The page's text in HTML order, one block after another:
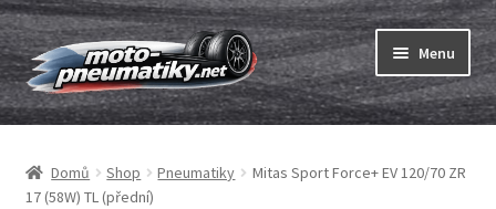
Přeskočit
na
navigaci
Přejít
k
obsahu
webu
Menu
Pneumatiky
Expand
menu
Duše & ráfkové pásky
Expand
Domů Shop Pneumatiky
Mitas Sport Force+ EV 120/70 ZR
17 (58W) TL (přední)